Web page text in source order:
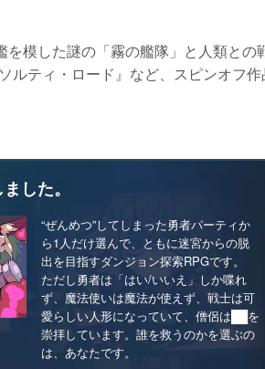
模した謎の「霧の艦隊」と人類との
ルティ・ロード』など、スピンオフ
した。
“ぜんめつ”してしまった勇者パーティか
ら1人だけ選んで、ともに迷宮からの脱
出を目指すダンジョン探索RPGです。
ただし勇者は「はい/いいえ」しか喋れ
ず、魔法使いは魔法が使えず、戦士は可
愛らしい人形になっていて、僧侶は██を
崇拝しています。誰を救うのかを選ぶの
は、あなたです。